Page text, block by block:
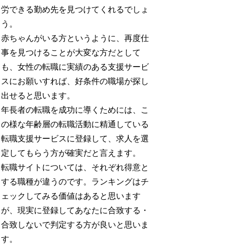
労できる勤め先を見つけてくれるでしょ
う。
赤ちゃんがいる方というように、再度仕
事を見つけることが大変な方だとして
も、女性の転職に実績のある支援サービ
スにお願いすれば、好条件の職場が探し
出せると思います。
年長者の転職を成功に導くためには、こ
の様な年齢層の転職活動に精通している
転職支援サービスに登録して、求人を選
定してもらう方が確実だと言えます。
転職サイトについては、それぞれ得意と
する職種が違うのです。ランキングはチ
ェックしてみる価値はあると思います
が、現実に登録してあなたに合致する・
合致しないで判定する方が良いと思いま
す。